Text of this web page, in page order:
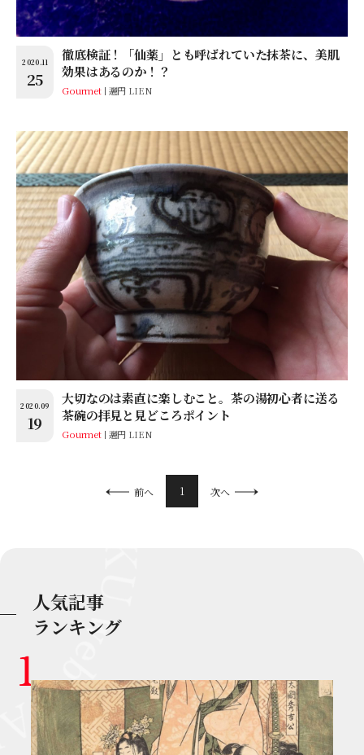
2020.11
25
徹底検証！「仙薬」とも呼ばれていた抹茶に、美肌
効果はあるのか！？
Gourmet 邐円 LIEN
2020.09
19
大切なのは素直に楽しむこと。茶の湯初心者に送る
茶碗の拝見と見どころポイント
Gourmet 邐円 LIEN
前へ 1 次へ
人気記事
ランキング